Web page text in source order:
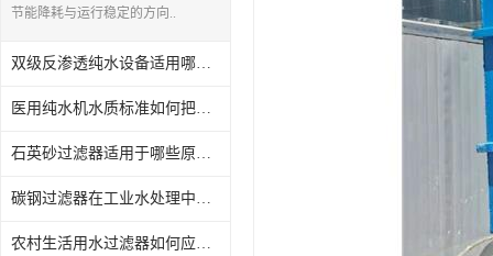
节能降耗与运行稳定的方向..
双级反渗透纯水设备适用哪些场景？鑫沣源结合实际解析
医用纯水机水质标准如何把握？鑫沣源服务多家医疗机构
石英砂过滤器适用于哪些原水浊度范围？鑫沣源分享贵州本地项目数据
碳钢过滤器在工业水处理中的防腐措施有哪些？鑫沣源结合贵州气候说明
农村生活用水过滤器如何应对季节性水质波动？鑫沣源提供贵州山区案例